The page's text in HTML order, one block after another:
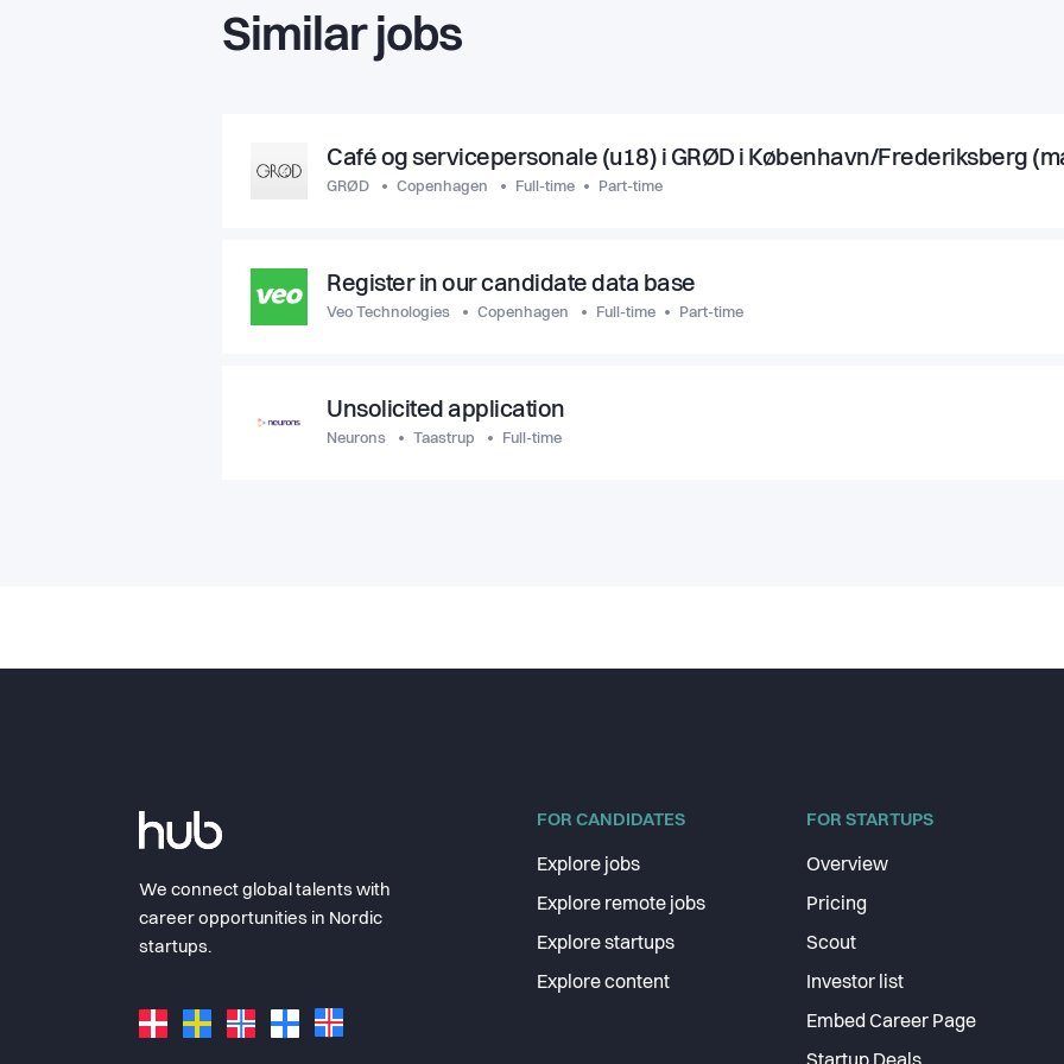
Similar jobs
Café og servicepersonale (u18) i GRØD i København/Frederiksberg
GRØD Copenhagen Full-time Part-time
Register in our candidate data base
Veo Technologies Copenhagen Full-time Part-time
Unsolicited application
Neurons Taastrup Full-time
We connect global talents with
career opportunities in Nordic
startups.
FOR CANDIDATES
Explore jobs
Explore remote jobs
Explore startups
Explore content
FOR STARTUPS
Overview
Pricing
Scout
Investor list
Embed Career Page